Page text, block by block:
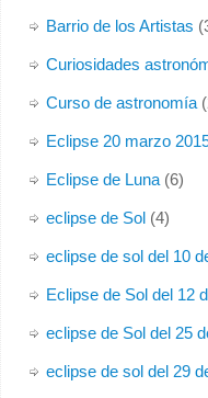
Barrio de los Artistas
Curiosidades
Curso de astronomía
Eclipse 20 marzo
Eclipse de Luna(6)
eclipse de Sol(4)
eclipse de sol del 10
Eclipse de Sol del 12
eclipse de Sol del 25
eclipse de sol del 29